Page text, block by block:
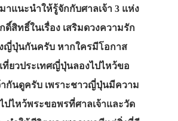
าแนะนำให้รู้จักกับศาลเจ้า 3 แห่ง
สิทธิ์ในเรื่อง เสริมดวงความรัก
งญี่ปุ่นกันครับ หากใครมีโอกาส
ที่ยวประเทศญี่ปุ่นลองไปไหว้ขอ
ากันดูครับ เพราะชาวญี่ปุ่นมีความ
ปไหว้พระขอพรที่ศาลเจ้าและวัด